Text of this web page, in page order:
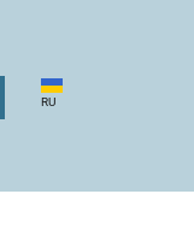
Выберите язык
RU